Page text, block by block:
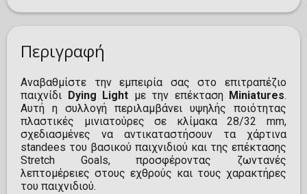
Περιγραφή
Αναβαθμίστε την εμπειρία σας στο επιτραπέζιο
παιχνίδι
Dying Light με την επέκταση Miniatures.
Αυτή η συλλογή περιλαμβάνει υψηλής ποιότητας
πλαστικές μινιατούρες σε κλίμακα 28/32 mm,
σχεδιασμένες να αντικαταστήσουν τα χάρτινα
standees του βασικού παιχνιδιού και της επέκτασης
Stretch Goals, προσφέροντας ζωντανές
λεπτομέρειες στους εχθρούς και τους χαρακτήρες
του παιχνιδιού.